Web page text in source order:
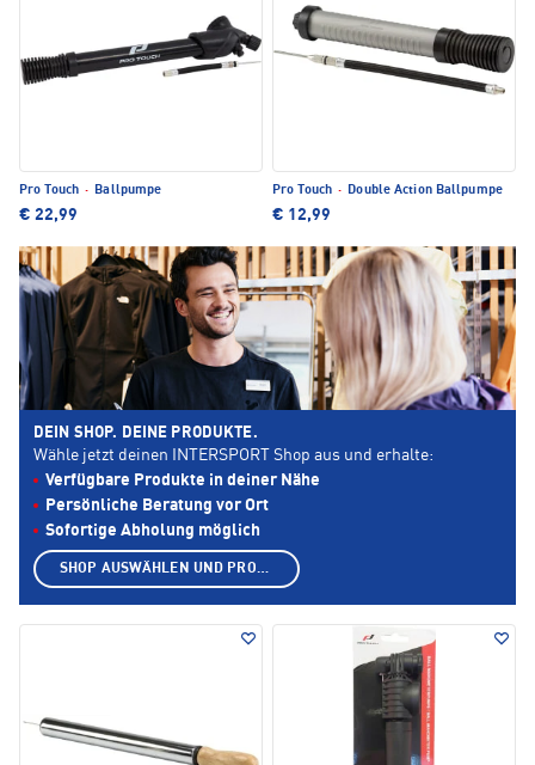
Pro Touch · Ballpumpe
€ 22,99
Pro Touch · Double Action Ballpumpe
€ 12,99
DEIN SHOP. DEINE PRODUKTE.
Wähle jetzt deinen INTERSPORT Shop aus und erhalte:
Verfügbare Produkte in deiner Nähe
Persönliche Beratung vor Ort
Sofortige Abholung möglich
SHOP AUSWÄHLEN UND PRODUKTE ANZEIGEN